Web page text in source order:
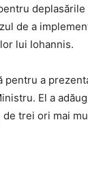
de a
lui Iohannis.
pentru a
El a
trei ori mai